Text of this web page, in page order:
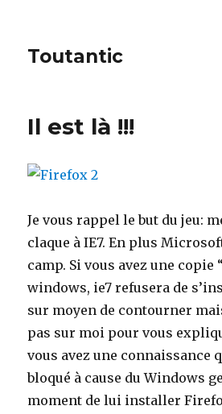
Toutantic
Il est là !!!
Je vous rappel le but du jeu:
claque à IE7. En plus
camp. Si vous avez une copie
windows, ie7 refusera de
sur moyen de contourner
pas sur moi pour vous
vous avez une connaissance
bloqué à cause du Windows
moment de lui installer